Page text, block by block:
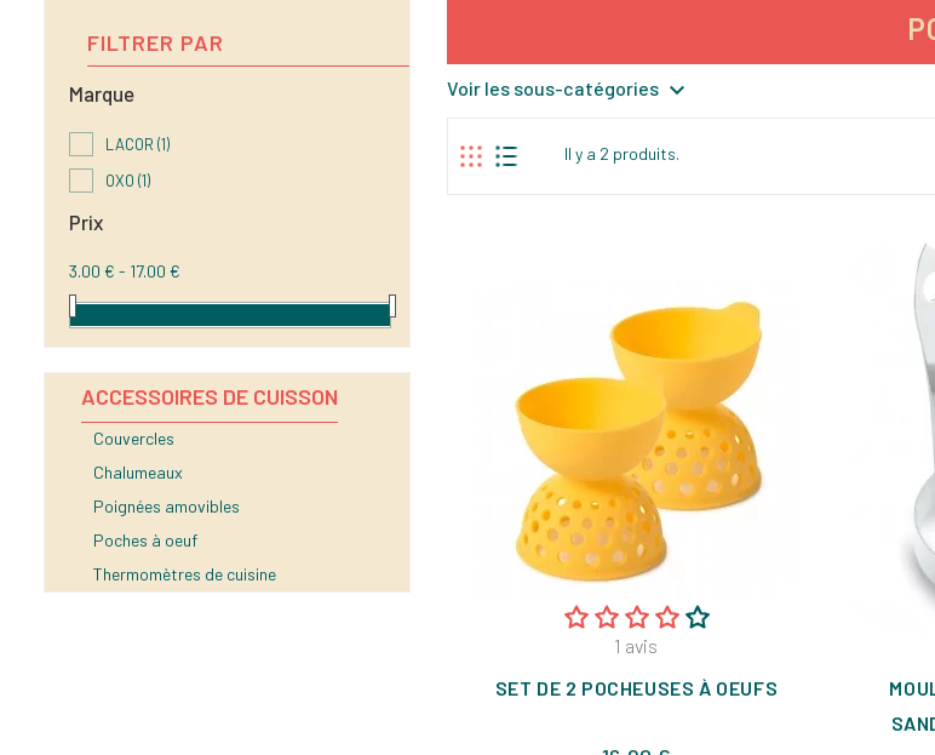
FILTRER PAR
Marque
LACOR (1)
OXO (1)
Prix
3.00 € - 17.00 €
ACCESSOIRES DE CUISSON
Couvercles
Chalumeaux
Poignées amovibles
Poches à oeuf
Thermomètres de cuisine
Voir les sous-catégories 
Il y a 2 produits.
1 avis
SET DE 2 POCHEUSES À OEUFS